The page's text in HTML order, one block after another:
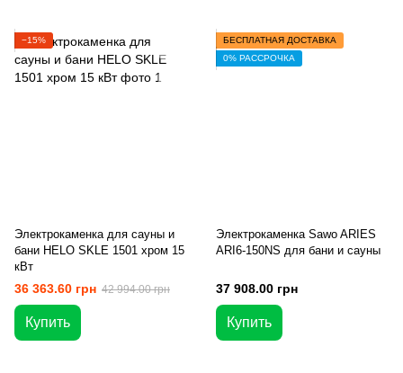
−15%
Электрокаменка для сауны и
бани HELO SKLE 1501 хром 15
кВт
36 363.60 грн 42 994.00 грн
Купить
БЕСПЛАТНАЯ ДОСТАВКА
0% РАССРОЧКА
Электрокаменка Sawo ARIES
ARI6-150NS для бани и сауны
37 908.00 грн
Купить